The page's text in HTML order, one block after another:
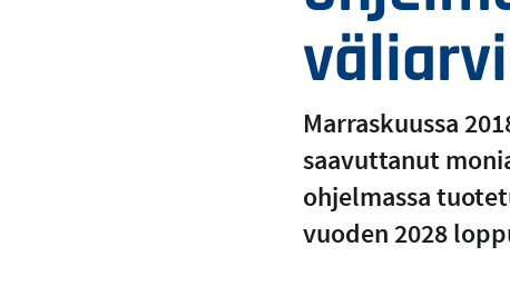
Marraskuussa
saavuttanut
ohjelmassa
vuoden 2028